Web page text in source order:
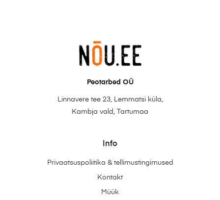
Peotarbed OÜ
Linnavere tee 23, Lemmatsi küla,
Kambja vald, Tartumaa
Info
Privaatsuspoliitika & tellimustingimused
Kontakt
Müük